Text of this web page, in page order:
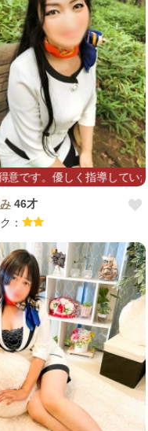
ください♪
。優しく指導していただ
46才
：